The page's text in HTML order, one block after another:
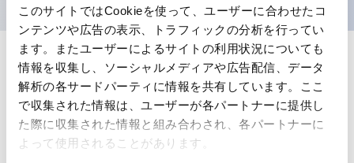
このサイトではCookieを使って、ユーザーに合わせたコ
ンテンツや広告の表示、トラフィックの分析を行ってい
ます。またユーザーによるサイトの利用状況についても
情報を収集し、ソーシャルメディアや広告配信、データ
解析の各サードパーティに情報を共有しています。ここ
で収集された情報は、ユーザーが各パートナーに提供し
た際に収集された情報と組み合わされ、各パートナーに
よって使用されることがあります。
ドキュメントとファイル
カタログ 規格・認証 技術文書 その他